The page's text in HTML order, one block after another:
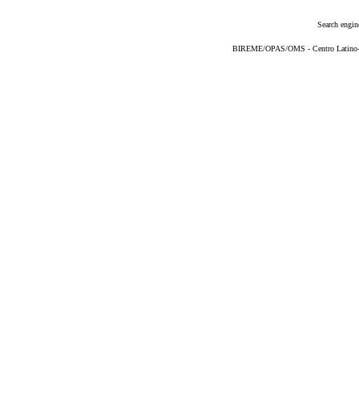
Search
BIREME/OPAS/OMS - Centro Latino-